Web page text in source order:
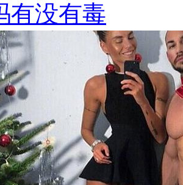
有没有毒